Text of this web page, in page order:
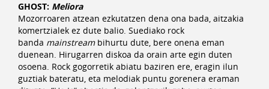
GHOST: Meliora
Mozorroaren atzean ezkutatzen dena ona bada, aitzakia
komertzialek ez dute balio. Suediako rock
banda mainstream bihurtu dute, bere onena eman
duenean. Hirugarren diskoa da orain arte egin duten
osoena. Rock gogorretik abiatu baziren ere, eragin ilun
guztiak bateratu, eta melodiak puntu gorenera eraman